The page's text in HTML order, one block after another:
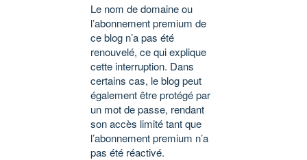
Le nom de domaine ou
l’abonnement premium de
ce blog n’a pas été
renouvelé, ce qui explique
cette interruption. Dans
certains cas, le blog peut
également être protégé par
un mot de passe, rendant
son accès limité tant que
l’abonnement premium n’a
pas été réactivé.